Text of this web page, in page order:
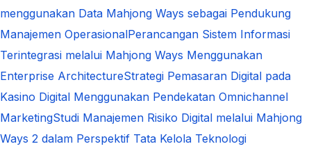
menggunakan Data Mahjong Ways sebagai Pendukung
Manajemen OperasionalPerancangan Sistem Informasi
Terintegrasi melalui Mahjong Ways Menggunakan
Enterprise ArchitectureStrategi Pemasaran Digital pada
Kasino Digital Menggunakan Pendekatan Omnichannel
MarketingStudi Manajemen Risiko Digital melalui Mahjong
Ways 2 dalam Perspektif Tata Kelola Teknologi